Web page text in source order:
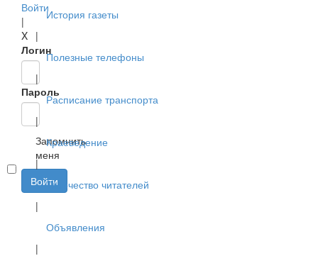
Войти
|
X
Логин
Пароль
Запомнить
меня
Войти
История газеты
|
Полезные телефоны
|
Расписание транспорта
|
Краеведение
|
Творчество читателей
|
Объявления
|